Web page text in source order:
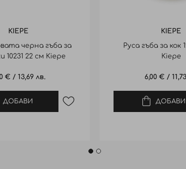
KIEPE
черна гъба за
10231 22 см Kiepe
€ / 13,69 лв.
ДОБАВИ
KIEPE
Руса гъба за кок
Kiepe
6,00 € /
ДОБАВИ